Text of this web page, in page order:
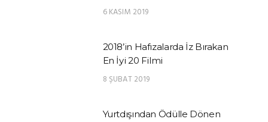
6 KASIM 2019
2018’in Hafızalarda İz Bırakan
En İyi 20 Filmi
8 ŞUBAT 2019
Yurtdışından Ödülle Dönen